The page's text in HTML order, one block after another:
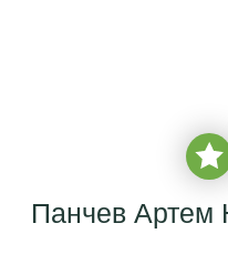
500 пациентов
бесплатная консультация